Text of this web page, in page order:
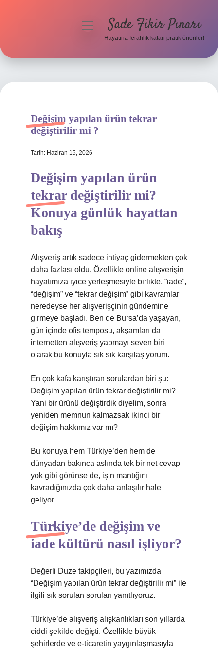
Hakkımızda
menüyüSade Fikir Pınarı
Hayatına ferahlık katan pratik öneriler!
Değişim yapılan ürün tekrar
değiştirilir mi ?
Tarih: Haziran 15, 2026
Değişim yapılan ürün
tekrar değiştirilir mi?
Konuya günlük hayattan
bakış
Alışveriş artık sadece ihtiyaç gidermekten çok
daha fazlası oldu. Özellikle online alışverişin
hayatımıza iyice yerleşmesiyle birlikte, “iade”,
“değişim” ve “tekrar değişim” gibi kavramlar
neredeyse her alışverişçinin gündemine
girmeye başladı. Ben de Bursa’da yaşayan,
gün içinde ofis temposu, akşamları da
internetten alışveriş yapmayı seven biri
olarak bu konuyla sık sık karşılaşıyorum.
En çok kafa karıştıran sorulardan biri şu:
Değişim yapılan ürün tekrar değiştirilir mi?
Yani bir ürünü değiştirdik diyelim, sonra
yeniden memnun kalmazsak ikinci bir
değişim hakkımız var mı?
Bu konuya hem Türkiye’den hem de
dünyadan bakınca aslında tek bir net cevap
yok gibi görünse de, işin mantığını
kavradığınızda çok daha anlaşılır hale
geliyor.
Türkiye’de değişim ve
iade kültürü nasıl işliyor?
Değerli Duze takipçileri, bu yazımızda
“Değişim yapılan ürün tekrar değiştirilir mi” ile
ilgili sık sorulan soruları yanıtlıyoruz.
Türkiye’de alışveriş alışkanlıkları son yıllarda
ciddi şekilde değişti. Özellikle büyük
şehirlerde ve e-ticaretin yaygınlaşmasıyla